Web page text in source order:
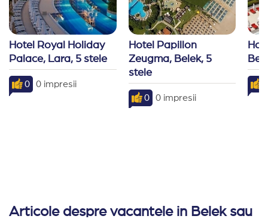
Hotel Royal Holiday
Palace, Lara, 5 stele
0 0 impresii
Hotel Papillon
Zeugma, Belek, 5
stele
0 0 impresii
Articole despre vacantele in Belek sau